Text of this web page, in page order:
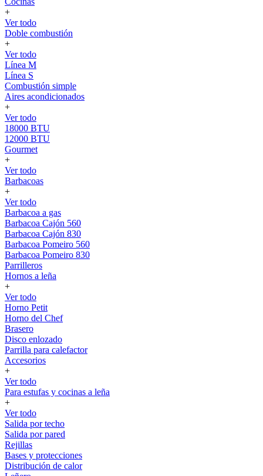
+
Ver todo
Doble combustión
+
Ver todo
Línea M
Línea S
Combustión simple
Aires acondicionados
+
Ver todo
18000 BTU
12000 BTU
Gourmet
+
Ver todo
Barbacoas
+
Ver todo
Barbacoa a gas
Barbacoa Cajón 560
Barbacoa Cajón 830
Barbacoa Pomeiro 560
Barbacoa Pomeiro 830
Parrilleros
Hornos a leña
+
Ver todo
Horno Petit
Horno del Chef
Brasero
Disco enlozado
Parrilla para calefactor
Accesorios
+
Ver todo
Para estufas y cocinas a leña
+
Ver todo
Salida por techo
Salida por pared
Rejillas
Bases y protecciones
Distribución de calor